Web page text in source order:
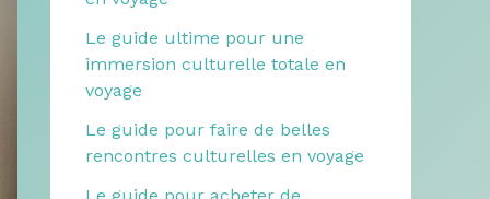
Le guide ultime pour une
immersion culturelle totale en
voyage
Le guide pour faire de belles
rencontres culturelles en voyage